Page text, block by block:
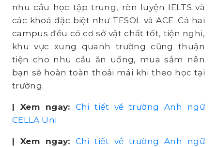
nhu cầu học tập trung, rèn luyện IELTS và
các khoá đặc biệt như TESOL và ACE. Cả hai
campus đều có cơ sở vật chất tốt, tiện nghi,
khu vực xung quanh trường cũng thuận
tiện cho nhu cầu ăn uống, mua sắm nên
bạn sẽ hoàn toàn thoải mái khi theo học tại
trường.
| Xem ngay: Chi tiết về trường Anh ngữ
CELLA Uni
| Xem ngay: Chi tiết về trường Anh ngữ